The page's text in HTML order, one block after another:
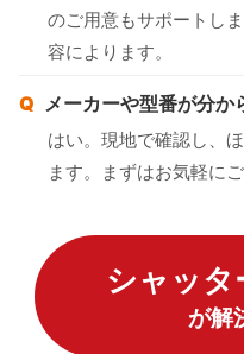
のご用意もサポートし
容によります。
メーカーや型番が分か
はい。現地で確認し、
ます。まずはお気軽に
シャッタ
が解